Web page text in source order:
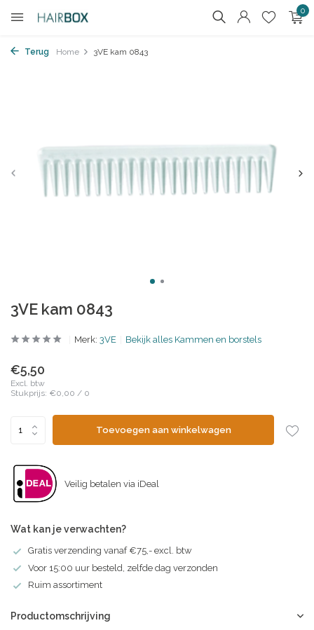
0
Terug Home 3VE kam 0843
3VE kam 0843
Merk: 3VE Bekijk alles Kammen en borstels
€5,50
Excl. btw
Stukprijs: €0,00 / 0
Toevoegen aan winkelwagen
Veilig betalen via iDeal
Wat kan je verwachten?
Gratis verzending vanaf €75,- excl. btw
Voor 15:00 uur besteld, zelfde dag verzonden
Ruim assortiment
Productomschrijving